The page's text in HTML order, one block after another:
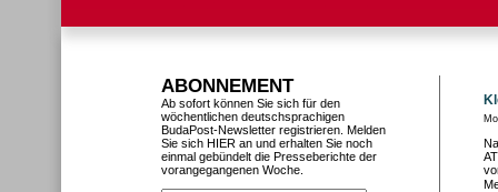
ABONNEMENT
Ab sofort können Sie sich für den
wöchentlichen deutschsprachigen
BudaPost-Newsletter registrieren. Melden
Sie sich HIER an und erhalten Sie noch
einmal gebündelt die Presseberichte der
vorangegangenen Woche.